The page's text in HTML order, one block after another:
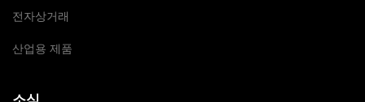
전자상거래
산업용 제품